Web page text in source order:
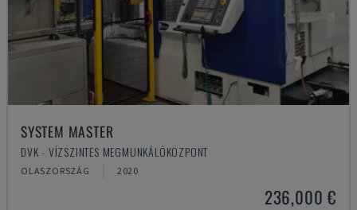
SYSTEM MASTER
DVK - VÍZSZINTES MEGMUNKÁLÓKÖZPONT
OLASZORSZÁG 2020
236,000 €